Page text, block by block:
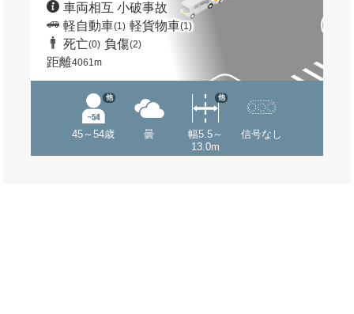
車両相互 小破事故
軽自動車(1) 軽貨物車(1)
死亡(0) 負傷(2)
距離4061m
45～54歳
他
曇
幅5.5～
13.0m
他
信号なし